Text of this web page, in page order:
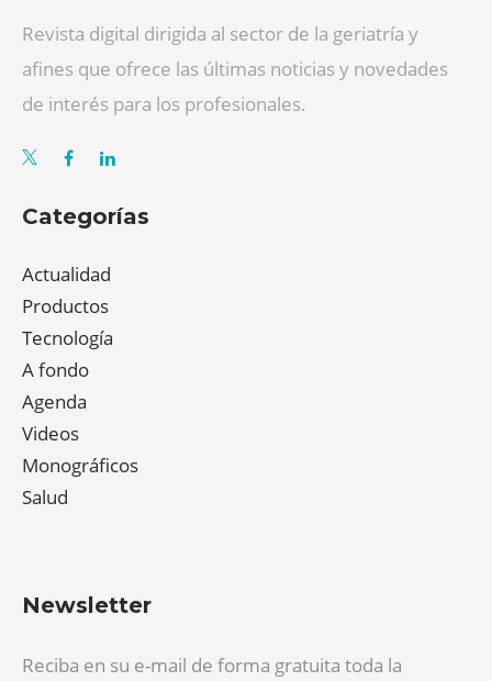
Revista digital dirigida al sector de la geriatría y
afines que ofrece las últimas noticias y novedades
de interés para los profesionales.
Categorías
Actualidad
Productos
Tecnología
A fondo
Agenda
Videos
Monográficos
Salud
Newsletter
Reciba en su e-mail de forma gratuita toda la